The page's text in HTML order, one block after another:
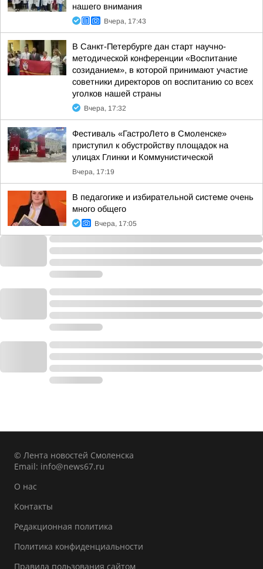
нашего внимания
Вчера, 17:43
В Санкт-Петербурге дан старт научно-
методической конференции «Воспитание
созиданием», в которой принимают участие
советники директоров оп воспитанию со всех
уголков нашей страны
Вчера, 17:32
Фестиваль «ГастроЛето в Смоленске»
приступил к обустройству площадок на
улицах Глинки и Коммунистической
Вчера, 17:19
В педагогике и избирательной системе очень
много общего
Вчера, 17:05
© Лента новостей Смоленска
Email: info@news67.ru
О нас
Контакты
Редакционная политика
Политика конфиденциальности
Правила пользования сайтом